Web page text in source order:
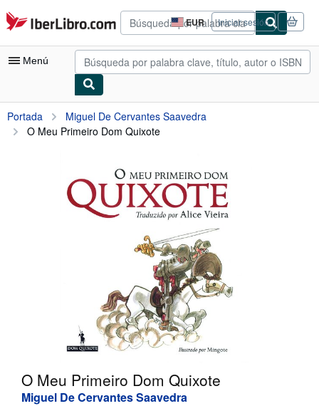
Pasar al contenido principal
IberLibro.com EUR
Preferencias
de
compra
del
Iniciar sesión
Menú
Mi cuenta
Consultar mis pedidos
Colecciones
CERRAR
Portada
Miguel De Cervantes Saavedra
O Meu Primeiro Dom Quixote
O Meu Primeiro Dom Quixote
Miguel De Cervantes Saavedra